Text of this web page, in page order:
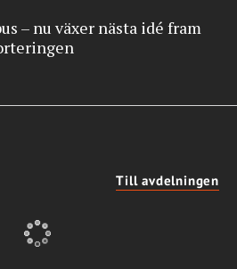
– nu växer nästa idé fram
Till avdelningen